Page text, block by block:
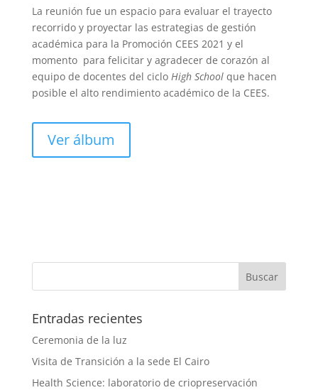
La reunión fue un espacio para evaluar el trayecto
recorrido y proyectar las estrategias de gestión
académica para la Promoción CEES 2021 y el
momento para felicitar y agradecer de corazón al
equipo de docentes del ciclo High Schoolque hacen
posible el alto rendimiento académico de la CEES.
Ver álbum
Entradas recientes
Ceremonia de la luz
Visita de Transición a la sede El Cairo
Health Science: laboratorio de criopreservación